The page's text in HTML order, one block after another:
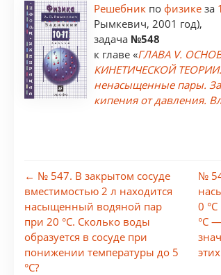
Решебник пофизикеза
Рымкевич, 2001 год),
задача №548
к главе «ГЛАВА V.
КИНЕТИЧЕСКОЙ
ненасыщенные пары.
кипения от давления.
← № 547. В закрытом сосуде
вместимостью 2 л находится
насыщенный водяной пар
при 20 °С. Сколько воды
образуется в сосуде при
понижении температуры до 5
°С?
№
0
°С